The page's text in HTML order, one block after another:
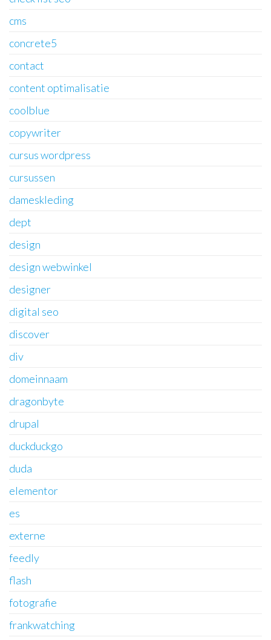
cms
concrete5
contact
content optimalisatie
coolblue
copywriter
cursus wordpress
cursussen
dameskleding
dept
design
design webwinkel
designer
digital seo
discover
div
domeinnaam
dragonbyte
drupal
duckduckgo
duda
elementor
es
externe
feedly
flash
fotografie
frankwatching